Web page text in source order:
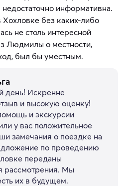
информативна.
Хохловке без каких-либо
не столь интересной
Людмилы о местности,
был бы уместным.
день! Искренне
и высокую оценку!
и экскурсии
у вас положительное
замечания о поездке на
по проведению
переданы
рассмотрения. Мы
их в будущем.